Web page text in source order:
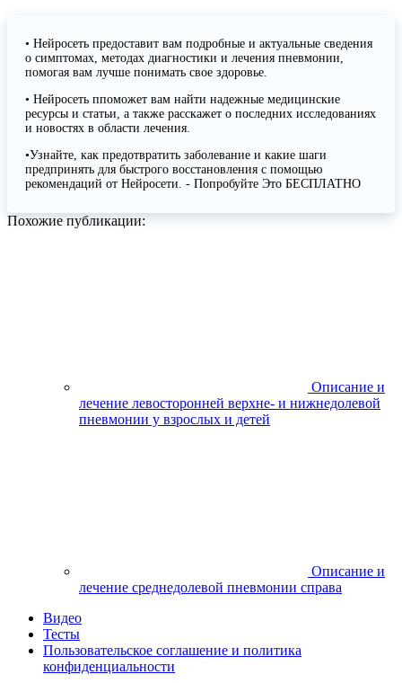
• Нейросеть предоставит вам подробные и актуальные сведения
о симптомах, методах диагностики и лечения пневмонии,
помогая вам лучше понимать свое здоровье.
• Нейросеть ппоможет вам найти надежные медицинские
ресурсы и статьи, а также расскажет о последних исследованиях
и новостях в области лечения.
•Узнайте, как предотвратить заболевание и какие шаги
предпринять для быстрого восстановления с помощью
рекомендаций от Нейросети. - Попробуйте Это БЕСПЛАТНО
Похожие публикации:
Описание и
лечение левосторонней верхне- и нижнедолевой
пневмонии у взрослых и детей
Описание и
лечение среднедолевой пневмонии справа
Видео
Тесты
Пользовательское соглашение и политика
конфиденциальности